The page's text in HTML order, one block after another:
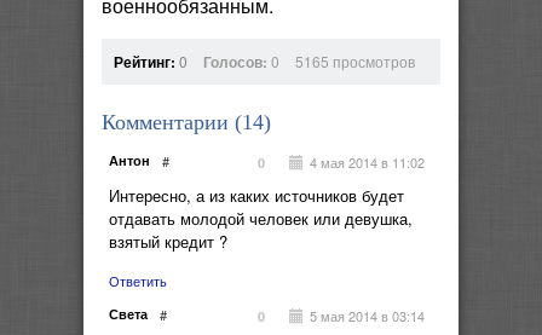
Рейтинг: 0 Голосов: 0 5165 просмотров
Комментарии (14)
Антон # 4 мая 2014 в 11:02
0
Интересно, а из каких источников будет
отдавать молодой человек или девушка,
взятый кредит ?
Ответить
Света # 5 мая 2014 в 03:14
0